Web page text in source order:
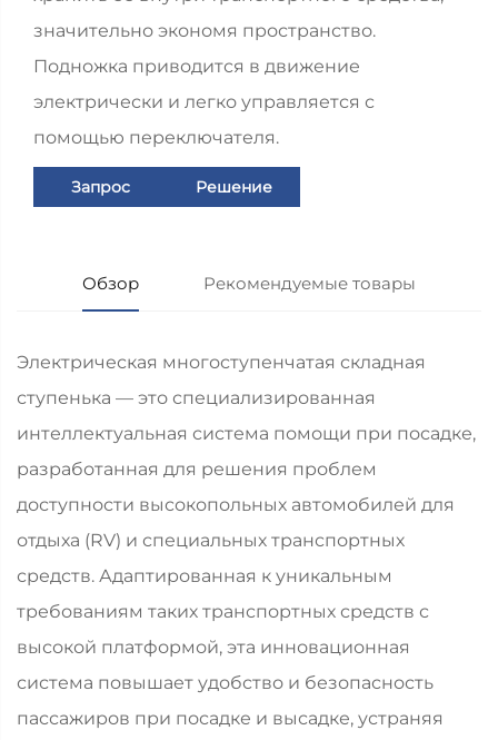
значительно экономя пространство.
Подножка приводится в движение
электрически и легко управляется с
помощью переключателя.
Запрос Решение
Обзор Рекомендуемые товары
Электрическая многоступенчатая складная
ступенька — это специализированная
интеллектуальная система помощи при посадке,
разработанная для решения проблем
доступности высокопольных автомобилей для
отдыха (RV) и специальных транспортных
средств. Адаптированная к уникальным
требованиям таких транспортных средств с
высокой платформой, эта инновационная
система повышает удобство и безопасность
пассажиров при посадке и высадке, устраняя